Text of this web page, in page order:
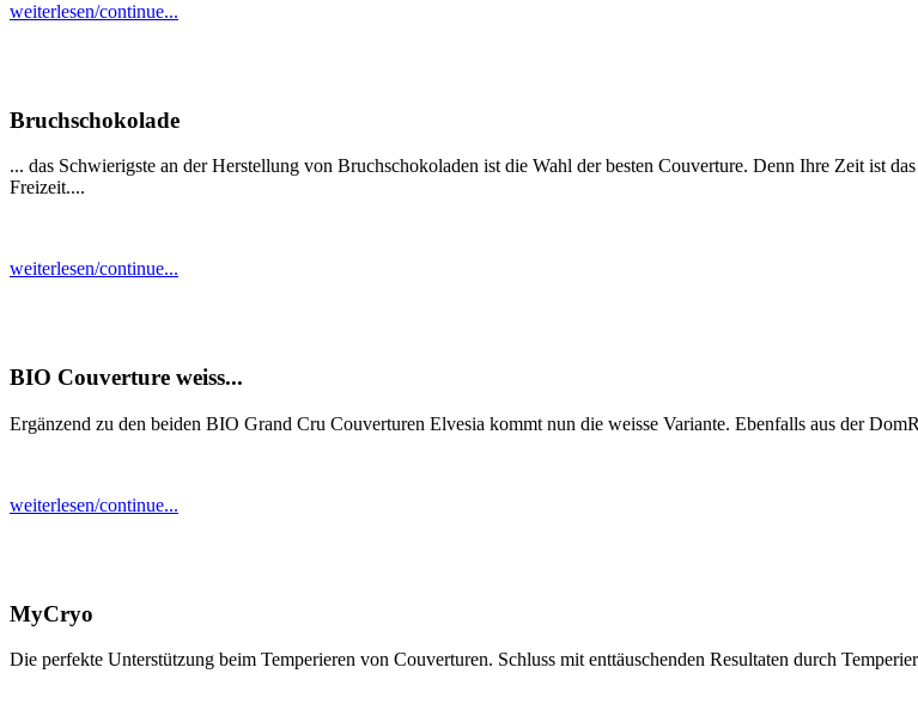
weiterlesen/continue...
Bruchschokolade
... das Schwierigste an der Herstellung von Bruchschokoladen ist die Wahl der besten Couverture. Denn Ihre Zeit ist
Freizeit....
weiterlesen/continue...
BIO Couverture weiss...
Ergänzend zu den beiden BIO Grand Cru Couverturen Elvesia kommt nun die weisse Variante. Ebenfalls aus der
weiterlesen/continue...
MyCryo
Die perfekte Unterstützung beim Temperieren von Couverturen. Schluss mit enttäuschenden Resultaten durch